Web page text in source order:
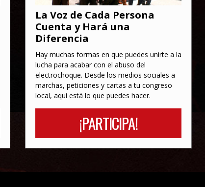
La Voz de Cada Persona
Cuenta y Hará una
Diferencia
Hay muchas formas en que puedes unirte a la
lucha para acabar con el abuso del
electrochoque. Desde los medios sociales a
marchas, peticiones y cartas a tu congreso
local, aquí está lo que puedes hacer.
¡PARTICIPA!